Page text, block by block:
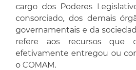
cargo dos Poderes
consorciado, dos demais
governamentais e da
refere aos recursos que
efetivamente entregou ou
o COMAM.